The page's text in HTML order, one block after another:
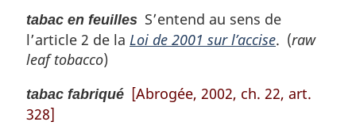
tabac en feuilles S’entend au sens de
l’article 2 de la Loi de 2001 sur l’accise. (raw
leaf tobacco)
tabac fabriqué [Abrogée, 2002, ch. 22, art.
328]